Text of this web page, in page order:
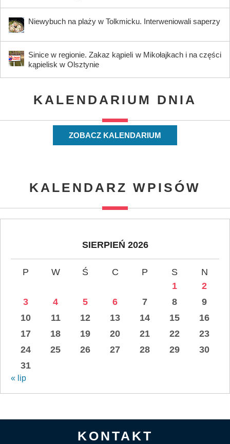
Niewybuch na plaży w Tolkmicku. Interweniowali saperzy
Sinice w regionie. Zakaz kąpieli w Mikołajkach i na części
kąpielisk w Olsztynie
KALENDARIUM DNIA
ZOBACZ KALENDARIUM
KALENDARZ WPISÓW
SIERPIEŃ 2026
P W Ś C P S
N
1
2
3
4 5 6 7 8
9
10
11 12 13 14 15
16
17
18 19 20 21 22
23
24
25 26 27 28 29
30
31
« lip
KONTAKT